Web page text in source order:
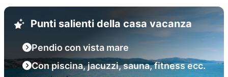
Punti salienti della casa vacanza
Pendio con vista mare
Con piscina, jacuzzi, sauna, fitness ecc.